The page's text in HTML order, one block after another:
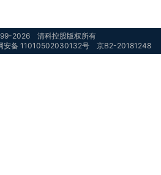
2026
清科控股版权所有
安备 11010502030132号 京B2-20181248